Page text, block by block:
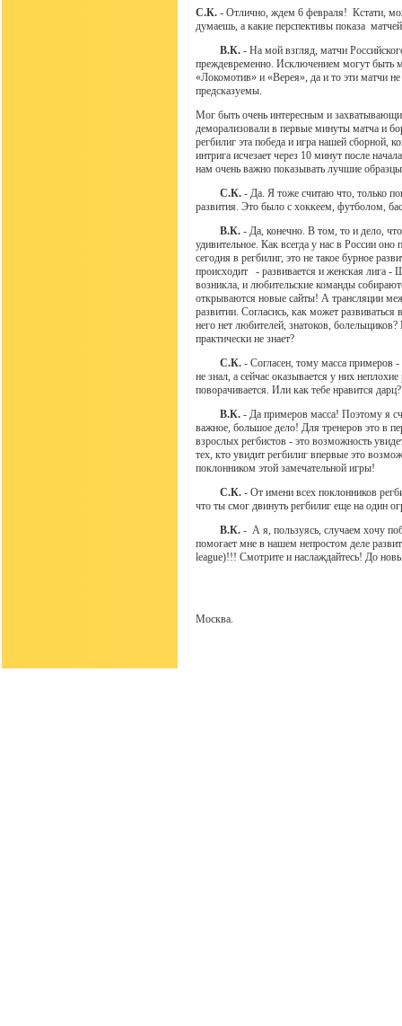
С.К. - Отлично, ждем 6 февраля! Кстати,
думаешь, а какие перспективы показа
В.К. - На мой взгляд, матчи
преждевременно. Исключением могут быть
«Локомотив» и «Верея», да и то эти матчи
предсказуемы.
Мог быть очень интересным и
деморализовали в первые минуты матча и
регбилиг эта победа и игра нашей сборной,
интрига исчезает через 10 минут после
нам очень важно показывать лучшие
С.К. - Да. Я тоже считаю что, только
развития. Это было с хоккеем, футболом,
В.К. - Да, конечно. В том, то и дело,
удивительное. Как всегда у нас в России
сегодня в регбилиг, это не такое бурное
происходит - развивается и женская лига
возникла, и любительские команды
открываются новые сайты! А трансляции
развитии. Согласись, как может
него нет любителей, знатоков,
практически не знает?
С.К. - Согласен, тому масса примеров
не знал, а сейчас оказывается у них
поворачивается. Или как тебе нравится дарц?
В.К. - Да примеров масса! Поэтому я
важное, большое дело! Для тренеров это в
взрослых регбистов - это возможность
тех, кто увидит регбилиг впервые это
поклонником этой замечательной игры!
С.К. - От имени всех поклонников
что ты смог двинуть регбилиг еще на один
В.К. - А я, пользуясь, случаем хочу
помогает мне в нашем непростом деле
league)!!! Смотрите и наслаждайтесь! До
Москва.